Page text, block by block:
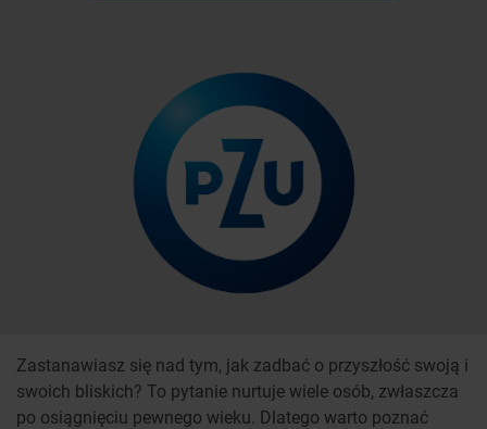
Zastanawiasz się nad tym, jak zadbać o przyszłość swoją i
swoich bliskich? To pytanie nurtuje wiele osób, zwłaszcza
po osiągnięciu pewnego wieku. Dlatego warto poznać